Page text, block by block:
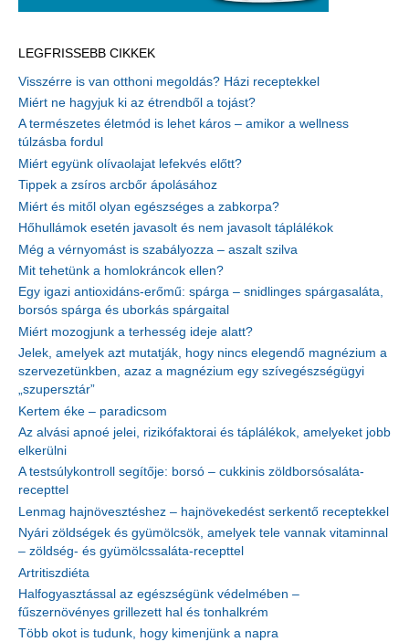
LEGFRISSEBB CIKKEK
Visszérre is van otthoni megoldás? Házi receptekkel
Miért ne hagyjuk ki az étrendből a tojást?
A természetes életmód is lehet káros – amikor a wellness
túlzásba fordul
Miért együnk olívaolajat lefekvés előtt?
Tippek a zsíros arcbőr ápolásához
Miért és mitől olyan egészséges a zabkorpa?
Hőhullámok esetén javasolt és nem javasolt táplálékok
Még a vérnyomást is szabályozza – aszalt szilva
Mit tehetünk a homlokráncok ellen?
Egy igazi antioxidáns-erőmű: spárga – snidlinges spárgasaláta,
borsós spárga és uborkás spárgaital
Miért mozogjunk a terhesség ideje alatt?
Jelek, amelyek azt mutatják, hogy nincs elegendő magnézium a
szervezetünkben, azaz a magnézium egy szívegészségügyi
„szupersztár”
Kertem éke – paradicsom
Az alvási apnoé jelei, rizikófaktorai és táplálékok, amelyeket jobb
elkerülni
A testsúlykontroll segítője: borsó – cukkinis zöldborsósaláta-
recepttel
Lenmag hajnövesztéshez – hajnövekedést serkentő receptekkel
Nyári zöldségek és gyümölcsök, amelyek tele vannak vitaminnal
– zöldség- és gyümölcssaláta-recepttel
Artritiszdiéta
Halfogyasztással az egészségünk védelmében –
fűszernövényes grillezett hal és tonhalkrém
Több okot is tudunk, hogy kimenjünk a napra